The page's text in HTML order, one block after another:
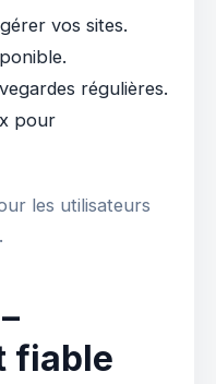
vos sites.
régulières.
pour
les utilisateurs
fiable